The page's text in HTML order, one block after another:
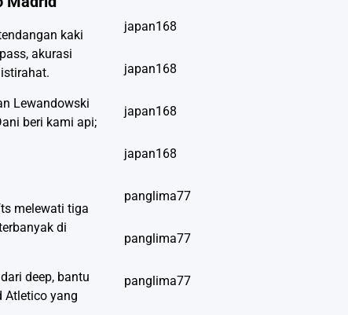
kaki
akurasi
Lewandowski
beri kami api;
melewati tiga
di
deep, bantu
Atletico yang
japan168
japan168
japan168
japan168
panglima77
panglima77
panglima77